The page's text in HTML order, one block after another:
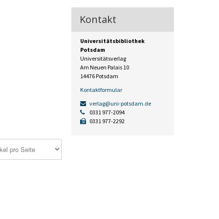
Kontakt
Universitätsbibliothek
Potsdam
Universitätsverlag
Am Neuen Palais 10
14476 Potsdam
Kontaktformular
verlag@uni-potsdam.de
0331 977-2094
0331 977-2292